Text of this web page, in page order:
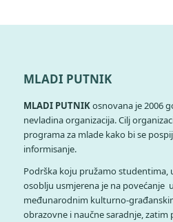
MLADI PUTNIK
MLADI PUTNIKosnovana je 2006
nevladina organizacija. Cilj
programa za mlade kako bi se
informisanje.
Podrška koju pružamo studentima,
osoblju usmjerena je na povećanje
međunarodnim kulturno-
obrazovne i naučne saradnje,